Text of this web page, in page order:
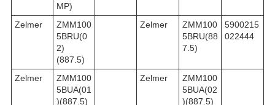
MP)
Zelmer
ZMM100
5BRU(0
2)
(887.5)
Zelmer
ZMM100
5BRU(88
7.5)
5900215
022444
Zelmer
ZMM100
5BUA(01
)(887.5)
Zelmer
ZMM100
5BUA(02
)(887.5)